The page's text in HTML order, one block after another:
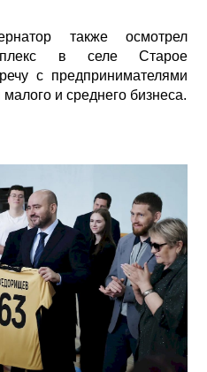
также осмотрел
в селе Старое
с предпринимателями
и среднего бизнеса.